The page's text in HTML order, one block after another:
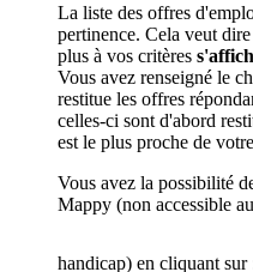
La liste des offres
pertinence. Cela veut
plus à vos critères
Vous avez renseigné le
restitue les offres
celles-ci sont d'abord
est le plus proche de
Vous avez la possibilité
Mappy (non accessible
handicap) en cliquant sur